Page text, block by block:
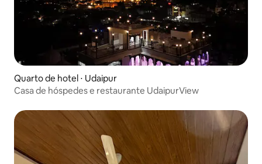
Quarto de hotel ⋅ Udaipur
Casa de hóspedes e restaurante UdaipurView